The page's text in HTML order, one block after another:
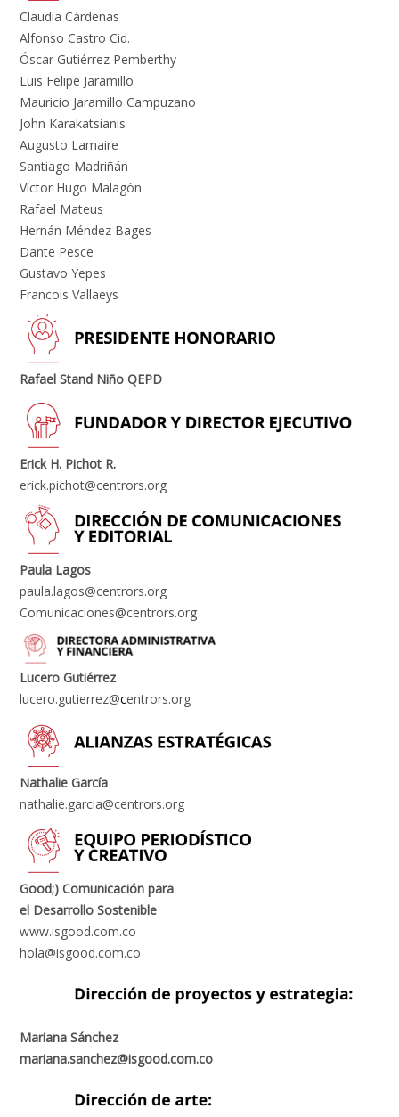
Claudia Cárdenas
Alfonso Castro Cid.
Óscar Gutiérrez Pemberthy
Luis Felipe Jaramillo
Mauricio Jaramillo Campuzano
John Karakatsianis
Augusto Lamaire
Santiago Madriñán
Víctor Hugo Malagón
Rafael Mateus
Hernán Méndez Bages
Dante Pesce
Gustavo Yepes
Francois Vallaeys
Rafael Stand Niño QEPD
Erick H. Pichot R.
erick.pichot@centrors.org
Paula Lagos
paula.lagos@centrors.org
Comunicaciones@centrors.org
Lucero Gutiérrez
lucero.gutierrez@centrors.org
Nathalie García
nathalie.garcia@centrors.org
Good;) Comunicación para
el Desarrollo Sostenible
www.isgood.com.co
hola@isgood.com.co
Mariana Sánchez
mariana.sanchez@isgood.com.co